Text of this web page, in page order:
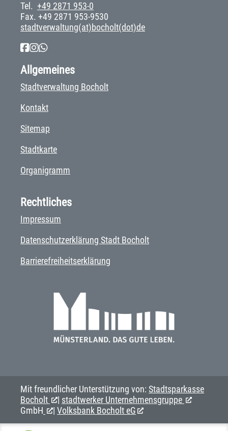
Tel. +49 2871 953-0
Fax. +49 2871 953-9530
stadtverwaltung(at)bocholt(dot)de
Allgemeines
Stadtverwaltung Bocholt
Kontakt
Sitemap
Stadtkarte
Organigramm
Rechtliches
Impressum
Datenschutzerklärung Stadt Bocholt
Barrierefreiheitserklärung
Mit freundlicher Unterstützung von: Stadtsparkasse
Bocholt
| stadtwerker Unternehmensgruppe
GmbH
| Volksbank Bocholt eG